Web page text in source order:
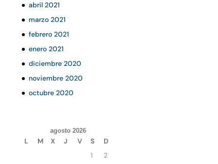
abril 2021
marzo 2021
febrero 2021
enero 2021
diciembre 2020
noviembre 2020
octubre 2020
agosto 2026
L M X J V S
D
1
2